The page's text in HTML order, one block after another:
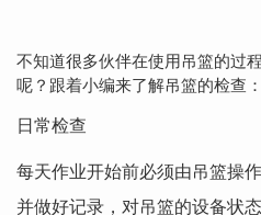
不知道很多伙伴在使用吊篮的过
呢？跟着小编来了解吊篮的检查：
日常检查
每天作业开始前必须由吊篮操
并做好记录，对吊篮的设备状